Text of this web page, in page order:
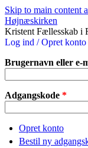
Skip to main content
Højnæskirken
Kristent Fællesskab i
Log ind / Opret konto
Brugernavn eller e-
Adgangskode *
Opret konto
Bestil ny